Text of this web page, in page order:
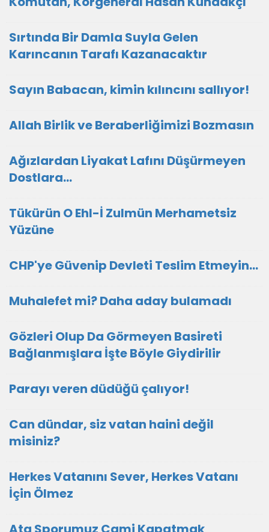
Sırtında Bir Damla Suyla Gelen
Karıncanın Tarafı Kazanacaktır
Sayın Babacan, kimin kılıncını sallıyor!
Allah Birlik ve Beraberliğimizi Bozmasın
Ağızlardan Liyakat Lafını Düşürmeyen
Dostlara...
Tükürün O Ehl-İ Zulmün Merhametsiz
Yüzüne
CHP'ye Güvenip Devleti Teslim Etmeyin…
Muhalefet mi? Daha aday bulamadı
Gözleri Olup Da Görmeyen Basireti
Bağlanmışlara İşte Böyle Giydirilir
Parayı veren düdüğü çalıyor!
Can dündar, siz vatan haini değil
misiniz?
Herkes Vatanını Sever, Herkes Vatanı
İçin Ölmez